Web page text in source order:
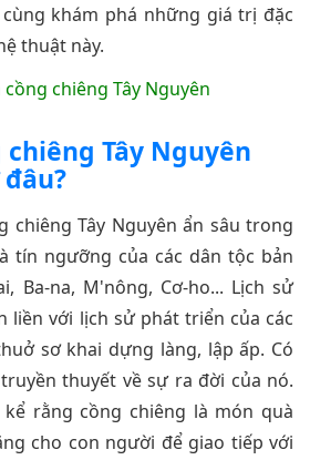
khám phá những giá trị đặc
thuật này.
Tây Nguyên
chiêng Tây Nguyên ẩn sâu trong
tín ngưỡng của các dân tộc bản
Ba-na, M'nông, Cơ-ho... Lịch sử
liền với lịch sử phát triển của các
sơ khai dựng làng, lập ấp. Có
thuyết về sự ra đời của nó.
rằng cồng chiêng là món quà
cho con người để giao tiếp với